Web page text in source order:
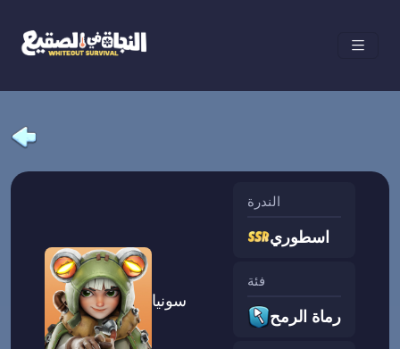
سونيا
الندرة
اسطوري
فئة
رماة الرمح